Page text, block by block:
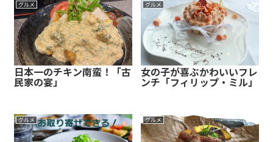
グルメ
日本一のチキン南蛮！「古
民家の宴」
グルメ
女の子が喜ぶかわいいフレ
ンチ「フィリップ・ミル」
グルメ グルメ